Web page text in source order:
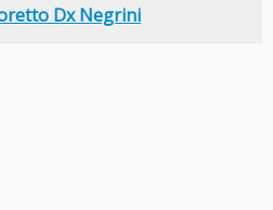
Dx Negrini